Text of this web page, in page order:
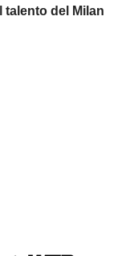
talento del Milan